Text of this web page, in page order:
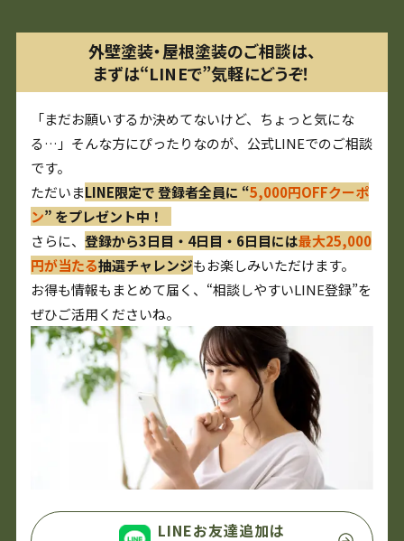
外壁塗装・屋根塗装のご相談は、
まずは“LINEで”気軽にどうぞ！
「まだお願いするか決めてないけど、ちょっと気にな
る…」そんな方にぴったりなのが、公式LINEでのご相談
です。
ただいまLINE限定で 登録者全員に “5,000円OFFクーポ
ン” をプレゼント中！
さらに、登録から3日目・4日目・6日目には最大25,000
円が当たる抽選チャレンジもお楽しみいただけます。
お得も情報もまとめて届く、“相談しやすいLINE登録”を
ぜひご活用くださいね。
LINEお友達追加は